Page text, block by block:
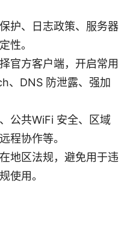
护、日志政策、服务器
性。
官方客户端，开启常用
、DNS 防泄露、强加
公共WiFi 安全、区域
程协作等。
地区法规，避免用于违
使用。